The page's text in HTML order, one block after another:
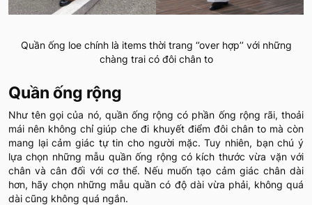
Quần ống loe chính là items thời trang ‘’over hợp’’ với những
chàng trai có đôi chân to
Quần ống rộng
Như tên gọi của nó, quần ống rộng có phần ống rộng rãi, thoải
mái nên không chỉ giúp che đi khuyết điểm đôi chân to mà còn
mang lại cảm giác tự tin cho người mặc. Tuy nhiên, bạn chú ý
lựa chọn những mẫu quần ống rộng có kích thước vừa vặn với
chân và cân đối với cơ thể. Nếu muốn tạo cảm giác chân dài
hơn, hãy chọn những mẫu quần có độ dài vừa phải, không quá
dài cũng không quá ngắn.